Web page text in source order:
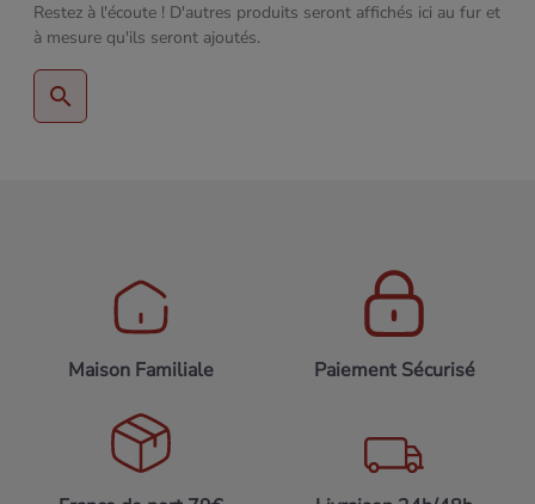
Restez à l'écoute ! D'autres produits seront affichés ici au fur et
à mesure qu'ils seront ajoutés.
search
Maison Familiale Paiement Sécurisé